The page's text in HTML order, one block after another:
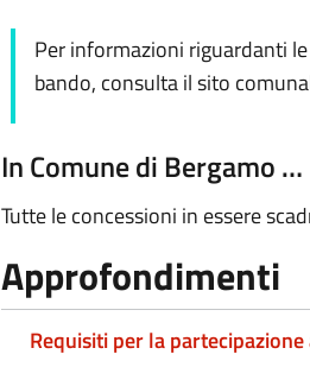
Per informazioni riguardanti
bando, consulta il sito
In Comune di Bergamo …
Tutte le concessioni in essere
Approfondimenti
Requisiti per la